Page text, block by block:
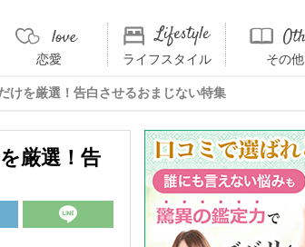
恋愛 ライフスタイル その他
けを厳選！告白させるおまじない特集
厳選！告